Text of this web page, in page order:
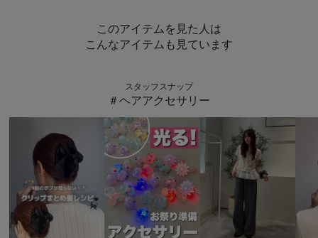
このアイテムを見た人は
こんなアイテムも見ています
スタッフスナップ
＃ヘアアクセサリー